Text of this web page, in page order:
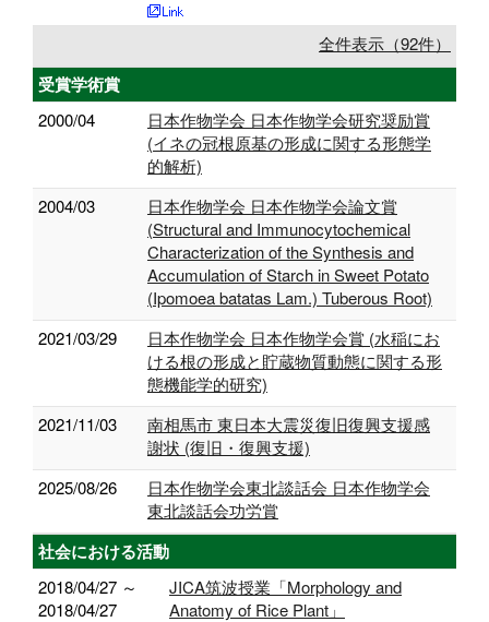
全件表示（92件）
受賞学術賞
2000/04
日本作物学会 日本作物学会研究奨励賞
(イネの冠根原基の形成に関する形態学
的解析)
2004/03
日本作物学会 日本作物学会論文賞
(Structural and Immunocytochemical
Characterization of the Synthesis and
Accumulation of Starch in Sweet Potato
(Ipomoea batatas Lam.) Tuberous Root)
2021/03/29
日本作物学会 日本作物学会賞 (水稲にお
ける根の形成と貯蔵物質動態に関する形
態機能学的研究)
2021/11/03
南相馬市 東日本大震災復旧復興支援感
謝状 (復旧・復興支援)
2025/08/26
日本作物学会東北談話会 日本作物学会
東北談話会功労賞
社会における活動
2018/04/27 ～
2018/04/27
JICA筑波授業「Morphology and
Anatomy of Rice Plant」